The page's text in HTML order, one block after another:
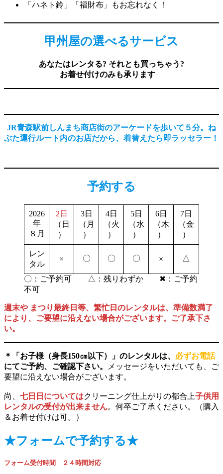
「ハネト鈴」「福財布」もお忘れなく！
甲州屋の選べるサービス
あなたはレンタる? それとも買っちゃう?
お着せ付けのみも承ります
JR青森駅前しんまち商店街のアーケードを歩いて５分。ね
ぶた運行ルート内のお店だから、着替えたら即ラッセラー！
予約する
2026
年
８月
2日
（日
）
3日
（月
）
4日
（火
）
5日
（水
）
6日
（木
）
7日
（金
）
レン
タル
× 〇 〇 〇 × △
〇：ご予約可 △：残りわずか ✖：ご予約
不可
週末や まつり最終日等、繁忙日のレンタルは、準備数満了
により、ご要望に沿えない場合がございます。ご了承下さ
い。
＊「お子様（身長150㎝以下）」のレンタルは、 必ずお電話
にてご予約、ご確認下さい。
メッセージをいただいても、ご
要望に沿えない場合がございます。
尚、 七日日についてはクリーニング仕上がりの都合上子供用
レンタルの受付が出来ません。何卒ご了承ください。（購入
＆お着せ付けは可。）
★フォームで予約する★
フォーム受付時間　２４時間対応